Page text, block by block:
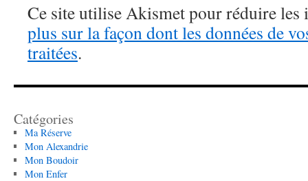
Ce site utilise Akismet pour réduire les
plus sur la façon dont les données de
traitées.
Catégories
Ma Réserve
Mon Alexandrie
Mon Boudoir
Mon Enfer